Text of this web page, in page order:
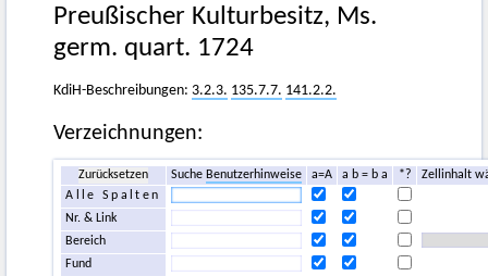
Preußischer Kulturbesitz, Ms.
germ. quart. 1724
KdiH-Beschreibungen: 3.2.3. 135.7.7. 141.2.2.
Verzeichnungen:
Zurücksetzen Suche Benutzerhinweise a=A a b = b a *?
Zellinhalt
Alle Spalten
Nr. & Link
Bereich
Fund